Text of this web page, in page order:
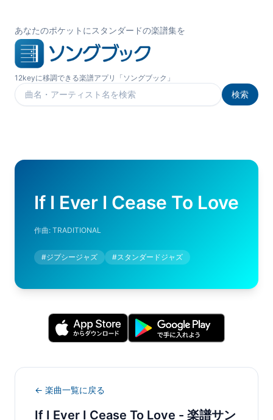
あなたのポケットにスタンダードの楽譜集を
12keyに移調できる楽譜アプリ「ソングブック」
楽曲を検索
検索
If I Ever I Cease To Love
作曲: TRADITIONAL
#ジプシージャズ #スタンダードジャズ
← 楽曲一覧に戻る
If I Ever I Cease To Love - 楽譜サン